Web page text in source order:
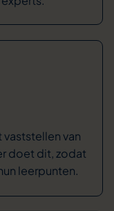
van
doet dit, zodat
leerpunten.